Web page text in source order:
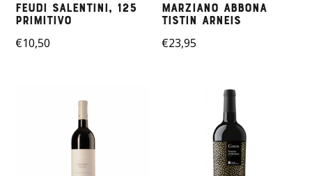
Feudi Salentini, 125
Primitivo
€10,50
Marziano Abbona
Tistin Arneis
€23,95